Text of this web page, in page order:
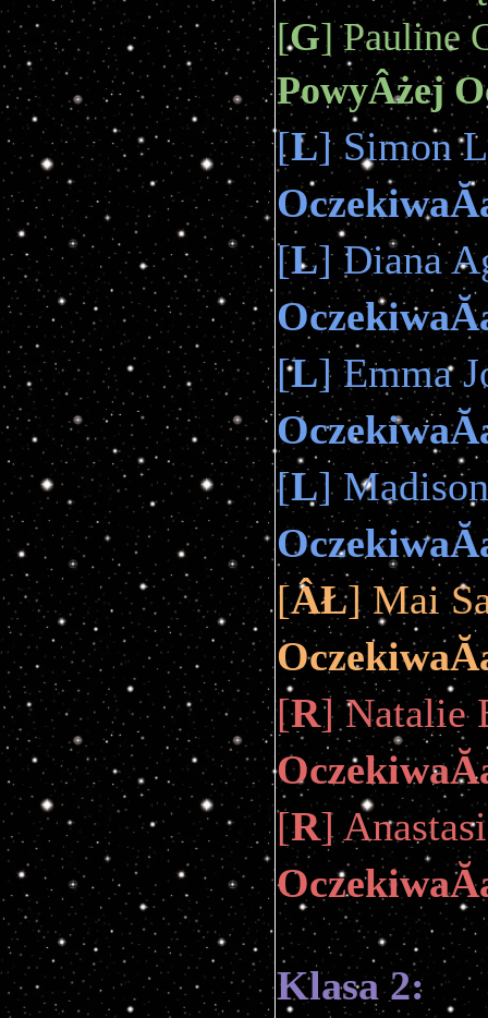
[G
PowyÂżej
[L] Simon
[L] Diana
[L] Emma
[L]
[ÂŁ] Mai
[R] Natalie
[R]
Klasa 2: